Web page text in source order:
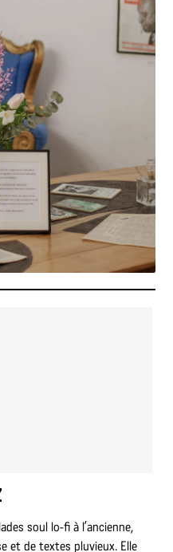
soul lo-fi à l’ancienne,
et de textes pluvieux. Elle